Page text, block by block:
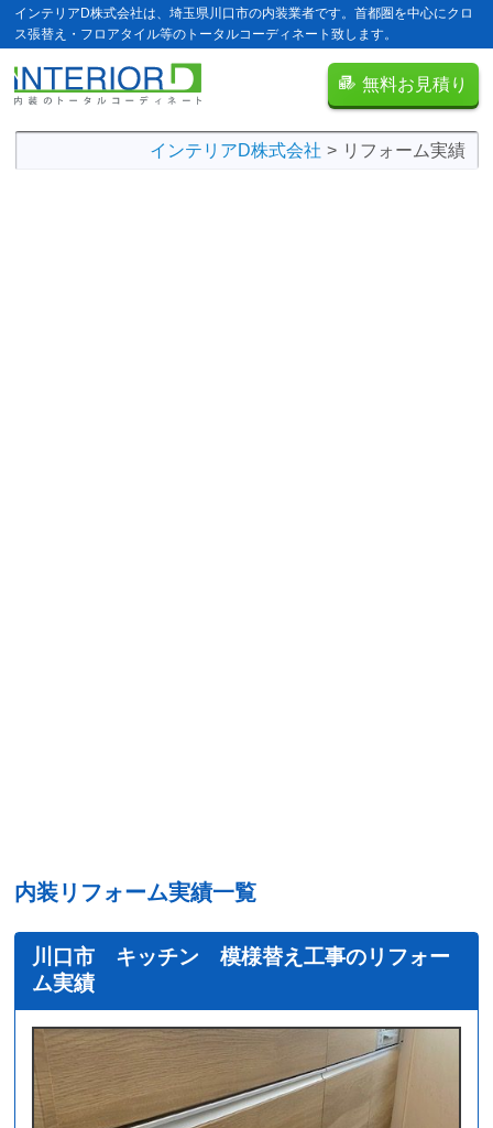
インテリアD株式会社は、埼玉県川口市の内装業者です。首都圏を中心にクロ
ス張替え・フロアタイル等のトータルコーディネート致します。
無料お見積り
インテリアD株式会社 リフォーム実績
内装リフォーム実績一覧
川口市 キッチン 模様替え工事のリフォー
ム実績